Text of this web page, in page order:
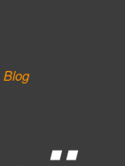
Blog